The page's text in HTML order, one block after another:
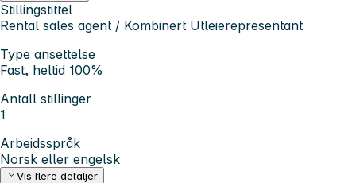
Stillingstittel
Rental sales agent / Kombinert Utleierepresentant
Type ansettelse
Fast, heltid 100%
Antall stillinger
1
Arbeidsspråk
Norsk eller engelsk
Vis flere detaljer